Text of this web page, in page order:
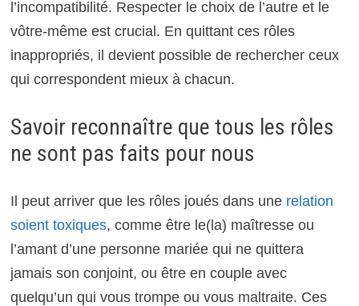
l’incompatibilité. Respecter le choix de l’autre et le
vôtre-même est crucial. En quittant ces rôles
inappropriés, il devient possible de rechercher ceux
qui correspondent mieux à chacun.
Savoir reconnaître que tous les rôles
ne sont pas faits pour nous
Il peut arriver que les rôles joués dans une relation
soient toxiques, comme être le(la) maîtresse ou
l’amant d’une personne mariée qui ne quittera
jamais son conjoint, ou être en couple avec
quelqu’un qui vous trompe ou vous maltraite. Ces